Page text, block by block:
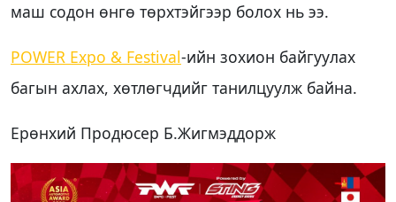
маш содон өнгө төрхтэйгээр болох нь ээ.
POWER Expo & Festival-ийн зохион байгуулах
багын ахлах, хөтлөгчдийг танилцуулж байна.
Ерөнхий Продюсер Б.Жигмэддорж